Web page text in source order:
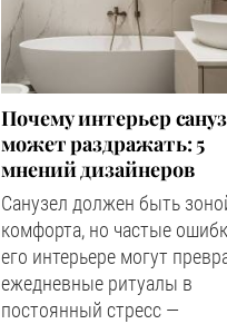
Почему интерьер
может раздражать: 5
мнений дизайнеров
Санузел должен быть
комфорта, но частые
его интерьере могут
ежедневные ритуалы в
постоянный стресс —